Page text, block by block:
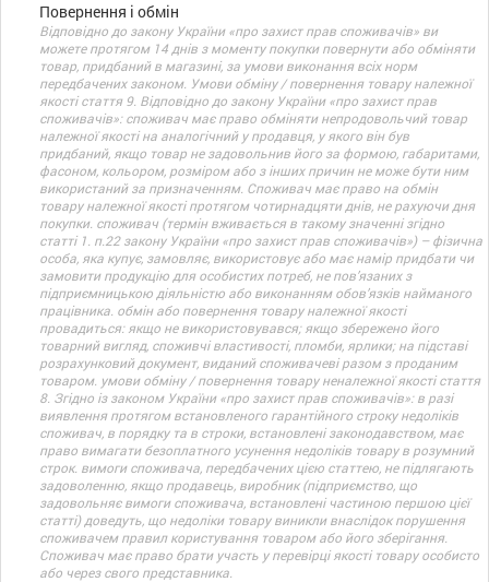
Повернення і обмін
Відповідно до закону України «про захист прав споживачів» ви
можете протягом 14 днів з моменту покупки повернути або обміняти
товар, придбаний в магазині, за умови виконання всіх норм
передбачених законом. Умови обміну / повернення товару належної
якості стаття 9. Відповідно до закону України «про захист прав
споживачів»: споживач має право обміняти непродовольчий товар
належної якості на аналогічний у продавця, у якого він був
придбаний, якщо товар не задовольнив його за формою, габаритами,
фасоном, кольором, розміром або з інших причин не може бути ним
використаний за призначенням. Споживач має право на обмін
товару належної якості протягом чотирнадцяти днів, не рахуючи дня
покупки. споживач (термін вживається в такому значенні згідно
статті 1. п.22 закону України «про захист прав споживачів») – фізична
особа, яка купує, замовляє, використовує або має намір придбати чи
замовити продукцію для особистих потреб, не пов’язаних з
підприємницькою діяльністю або виконанням обов’язків найманого
працівника. обмін або повернення товару належної якості
провадиться: якщо не використовувався; якщо збережено його
товарний вигляд, споживчі властивості, пломби, ярлики; на підставі
розрахунковий документ, виданий споживачеві разом з проданим
товаром. умови обміну / повернення товару неналежної якості стаття
8. Згідно із законом України «про захист прав споживачів»: в разі
виявлення протягом встановленого гарантійного строку недоліків
споживач, в порядку та в строки, встановлені законодавством, має
право вимагати безоплатного усунення недоліків товару в розумний
строк. вимоги споживача, передбачених цією статтею, не підлягають
задоволенню, якщо продавець, виробник (підприємство, що
задовольняє вимоги споживача, встановлені частиною першою цієї
статті) доведуть, що недоліки товару виникли внаслідок порушення
споживачем правил користування товаром або його зберігання.
Споживач має право брати участь у перевірці якості товару особисто
або через свого представника.